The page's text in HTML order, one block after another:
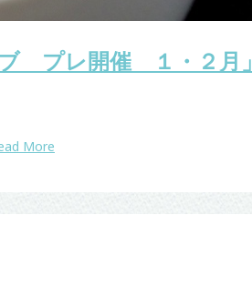
プレ開催 １・２月」
More